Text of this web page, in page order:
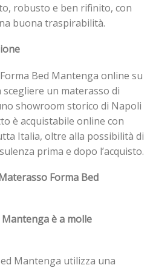
robusto e ben rifinito, con
buona traspirabilità.
Bed Mantenga online su
un materasso di
showroom storico di Napoli
è acquistabile online con
Italia, oltre alla possibilità di
prima e dopo l’acquisto.
Forma Bed
è a molle
Mantenga utilizza una